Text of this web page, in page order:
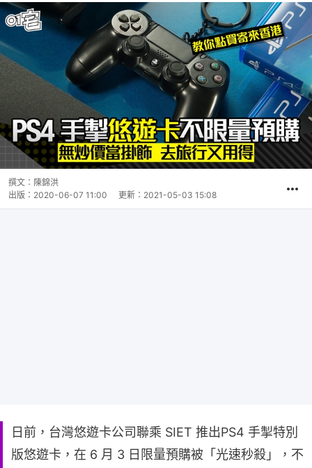
撰文： 陳錦洪
出版： 2020-06-07 11:00 更新： 2021-05-03 15:08
日前，台灣悠遊卡公司聯乘 SIET 推出PS4 手掣特別
版悠遊卡，在 6 月 3 日限量預購被「光速秒殺」，不